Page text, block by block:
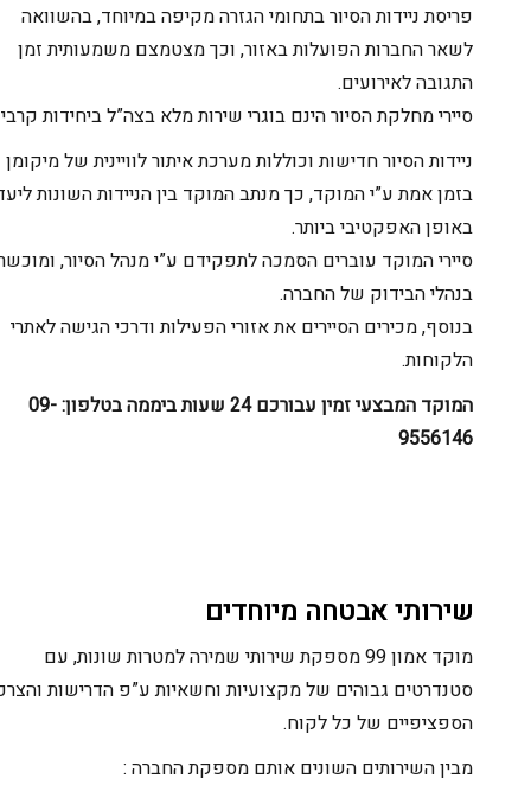
פריסת ניידות הסיור בתחומי הגזרה מקיפה במיוחד, בהשוואה
לשאר החברות הפועלות באזור, וכך מצטמצם משמעותית זמן
התגובה לאירועים.
סיירי מחלקת הסיור הינם בוגרי שירות מלא בצה”ל ביחידות קרביות.
ניידות הסיור חדישות וכוללות מערכת איתור לוויינית של מיקומן
בזמן אמת ע”י המוקד, כך מנתב המוקד בין הניידות השונות ליעדים
באופן האפקטיבי ביותר.
סיירי המוקד עוברים הסמכה לתפקידם ע”י מנהל הסיור, ומוכשרים
בנהלי הבידוק של החברה.
בנוסף, מכירים הסיירים את אזורי הפעילות ודרכי הגישה לאתרי
הלקוחות.
המוקד המבצעי זמין עבורכם 24 שעות ביממה בטלפון: 09-
9556146
שירותי אבטחה מיוחדים
מוקד אמון 99 מספקת שירותי שמירה למטרות שונות, עם
סטנדרטים גבוהים של מקצועיות וחשאיות ע”פ הדרישות והצרכים
הספציפיים של כל לקוח.
מבין השירותים השונים אותם מספקת החברה :